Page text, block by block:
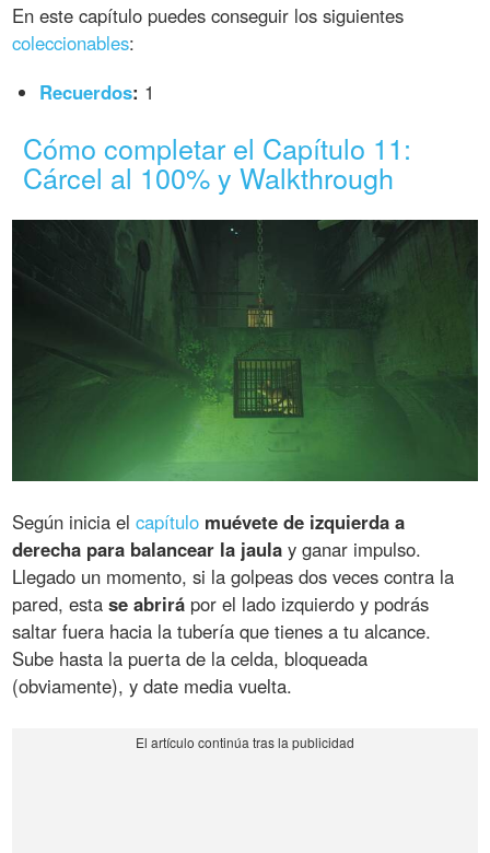
En este capítulo puedes conseguir los siguientes
coleccionables:
Recuerdos: 1
Cómo completar el Capítulo 11:
Cárcel al 100% y Walkthrough
Según inicia elcapítulo muévete de izquierda a
derecha para balancear la jaula y ganar impulso.
Llegado un momento, si la golpeas dos veces contra la
pared, estase abrirá por el lado izquierdo y podrás
saltar fuera hacia la tubería que tienes a tu alcance.
Sube hasta la puerta de la celda, bloqueada
(obviamente), y date media vuelta.